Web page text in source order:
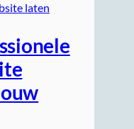
laten